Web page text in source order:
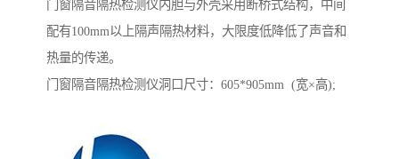
门窗隔音隔热检测仪内胆与外壳采用断桥式结构，中间
配有100mm以上隔声隔热材料，大限度低降低了声音和
热量的传递。
门窗隔音隔热检测仪洞口尺寸：605*905mm (宽×高);